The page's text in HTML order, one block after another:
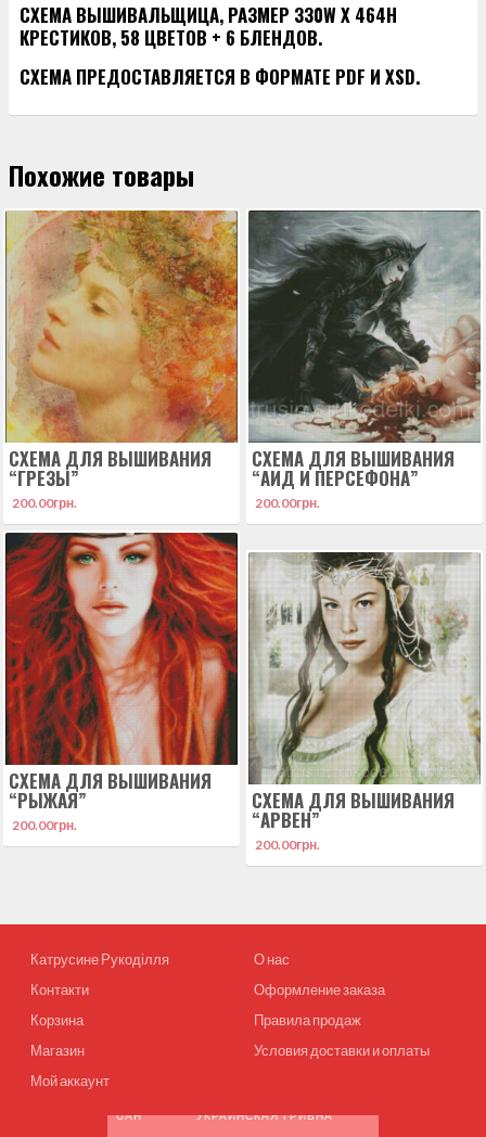
СХЕМА ВЫШИВАЛЬЩИЦА, РАЗМЕР 330W X 464H
КРЕСТИКОВ, 58 ЦВЕТОВ + 6 БЛЕНДОВ.
СХЕМА ПРЕДОСТАВЛЯЕТСЯ В ФОРМАТЕ PDF И XSD.
Похожие товары
СХЕМА ДЛЯ ВЫШИВАНИЯ
“ГРЕЗЫ”
200.00грн.
СХЕМА ДЛЯ ВЫШИВАНИЯ
“АИД И ПЕРСЕФОНА”
200.00грн.
СХЕМА ДЛЯ ВЫШИВАНИЯ
“РЫЖАЯ”
200.00грн.
СХЕМА ДЛЯ ВЫШИВАНИЯ
“АРВЕН”
200.00грн.
Катрусине Рукоділля
Контакти
Корзина
Магазин
Мой аккаунт
О нас
Оформление заказа
Правила продаж
Условия доставки и оплаты
UAH УКРАИНСКАЯ ГРИВНА